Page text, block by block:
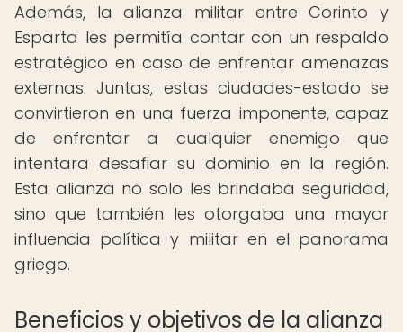
Además, la alianza militar entre Corinto y
Esparta les permitía contar con un respaldo
estratégico en caso de enfrentar amenazas
externas. Juntas, estas ciudades-estado se
convirtieron en una fuerza imponente, capaz
de enfrentar a cualquier enemigo que
intentara desafiar su dominio en la región.
Esta alianza no solo les brindaba seguridad,
sino que también les otorgaba una mayor
influencia política y militar en el panorama
griego.
Beneficios y objetivos de la alianza